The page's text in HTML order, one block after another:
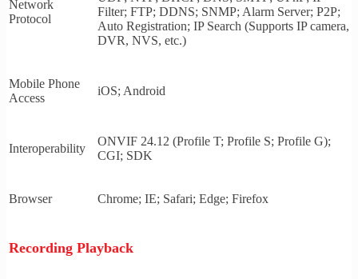
Network
Protocol
Filter; FTP; DDNS; SNMP; Alarm Server; P2P;
Auto Registration; IP Search (Supports IP camera,
DVR, NVS, etc.)
Mobile Phone
Access
iOS; Android
Interoperability
ONVIF 24.12 (Profile T; Profile S; Profile G);
CGI; SDK
Browser Chrome; IE; Safari; Edge; Firefox
Recording Playback